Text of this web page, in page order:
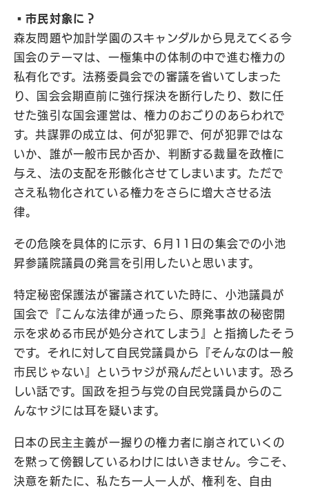
▪️市民対象に？
森友問題や加計学園のスキャンダルから見えてくる今
国会のテーマは、一極集中の体制の中で進む権力の
私有化です。法務委員会での審議を省いてしまった
り、国会会期直前に強行採決を断行したり、数に任
せた強引な国会運営は、権力のおごりのあらわれで
す。共謀罪の成立は、何が犯罪で、何が犯罪ではな
いか、誰が一般市民か否か、判断する裁量を政権に
与え、法の支配を形骸化させてしまいます。ただで
さえ私物化されている権力をさらに増大させる法
律。
その危険を具体的に示す、6月11日の集会での小池
昇参議院議員の発言を引用したいと思います。
特定秘密保護法が審議されていた時に、小池議員が
国会で『こんな法律が通ったら、原発事故の秘密開
示を求める市民が処分されてしまう』と指摘したそう
です。それに対して自民党議員から『そんなのは一般
市民じゃない』というヤジが飛んだといいます。恐ろ
しい話です。国政を担う与党の自民党議員からのこ
んなヤジには耳を疑います。
日本の民主主義が一握りの権力者に崩されていくの
を黙って傍観しているわけにはいきません。今こそ、
決意を新たに、私たち一人一人が、権利を、自由